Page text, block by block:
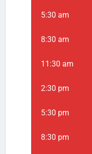
5:30 am
8:30 am
11:30 am
2:30 pm
5:30 pm
8:30 pm